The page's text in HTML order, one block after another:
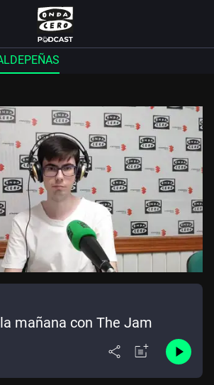
mañana con The Jam